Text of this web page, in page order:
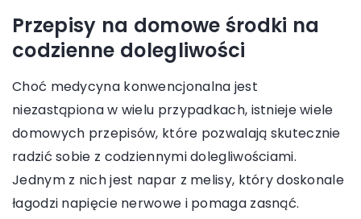
Przepisy na domowe środki na
codzienne dolegliwości
Choć medycyna konwencjonalna jest
niezastąpiona w wielu przypadkach, istnieje wiele
domowych przepisów, które pozwalają skutecznie
radzić sobie z codziennymi dolegliwościami.
Jednym z nich jest napar z melisy, który doskonale
łagodzi napięcie nerwowe i pomaga zasnąć.